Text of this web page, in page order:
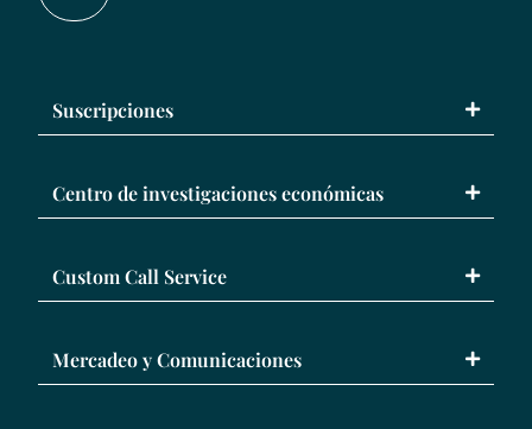
Suscripciones
Centro de investigaciones económicas
Custom Call Service
Mercadeo y Comunicaciones